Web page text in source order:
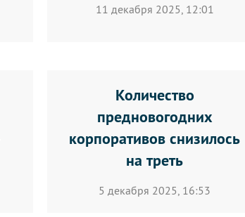
11 декабря 2025, 12:01
Количество
предновогодних
корпоративов снизилось
на треть
5 декабря 2025, 16:53